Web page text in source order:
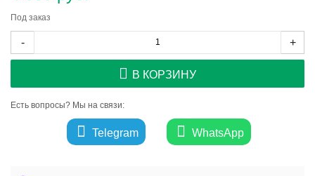
Под заказ
- +
В КОРЗИНУ
Есть вопросы? Мы на связи:
Telegram WhatsApp